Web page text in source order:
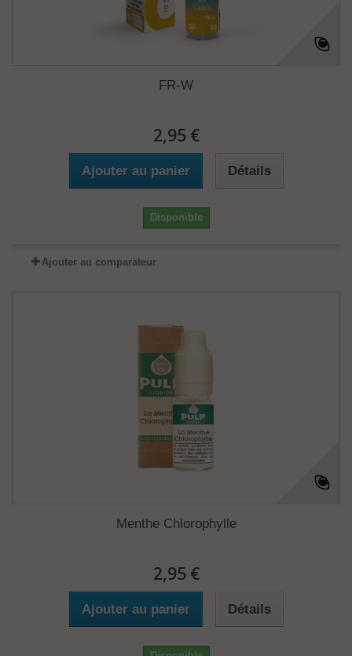
FR-W
2,95 €
Ajouter au panier Détails
Disponible
Ajouter au comparateur
Menthe Chlorophylle
2,95 €
Ajouter au panier Détails